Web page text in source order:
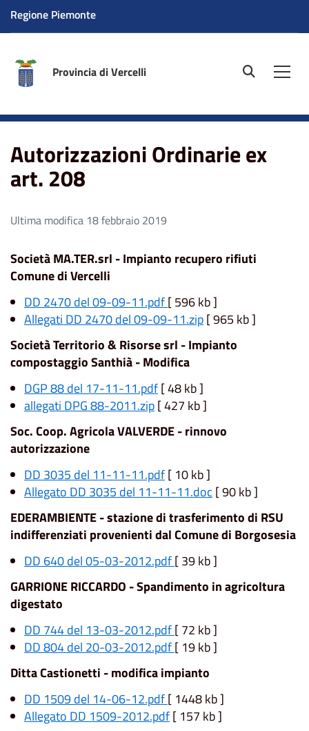
Regione Piemonte
Provincia di Vercelli site.searc
Autorizzazioni Ordinarie ex
art. 208
Ultima modifica 18 febbraio 2019
Società MA.TER.srl - Impianto recupero rifiuti
Comune di Vercelli
DD 2470 del 09-09-11.pdf[ 596 kb ]
Allegati DD 2470 del 09-09-11.zip[ 965 kb ]
Società Territorio & Risorse srl - Impianto
compostaggio Santhià - Modifica
DGP 88 del 17-11-11.pdf[ 48 kb ]
allegati DPG 88-2011.zip[ 427 kb ]
Soc. Coop. Agricola VALVERDE - rinnovo
autorizzazione
DD 3035 del 11-11-11.pdf[ 10 kb ]
Allegato DD 3035 del 11-11-11.doc[ 90 kb ]
EDERAMBIENTE - stazione di trasferimento di RSU
indifferenziati provenienti dal Comune di Borgosesia
DD 640 del 05-03-2012.pdf[ 39 kb ]
GARRIONE RICCARDO - Spandimento in agricoltura
digestato
DD 744 del 13-03-2012.pdf[ 72 kb ]
DD 804 del 20-03-2012.pdf[ 19 kb ]
Ditta Castionetti - modifica impianto
DD 1509 del 14-06-12.pdf[ 1448 kb ]
Allegato DD 1509-2012.pdf[ 157 kb ]